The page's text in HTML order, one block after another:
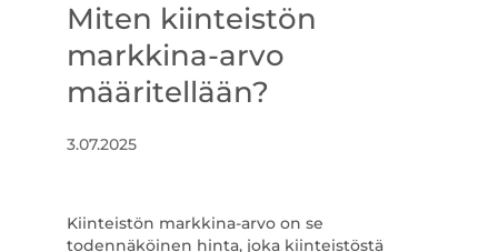
Miten kiinteistön
markkina-arvo
määritellään?
3.07.2025
Kiinteistön markkina-arvo on se
todennäköinen hinta, joka kiinteistöstä